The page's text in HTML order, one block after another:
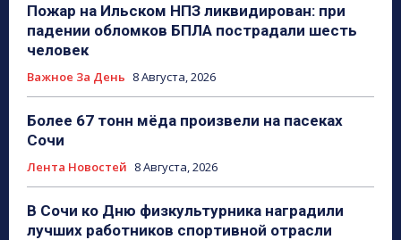
Пожар на Ильском НПЗ ликвидирован: при
падении обломков БПЛА пострадали шесть
человек
Важное За День 8 Августа, 2026
Более 67 тонн мёда произвели на пасеках
Сочи
Лента Новостей 8 Августа, 2026
В Сочи ко Дню физкультурника наградили
лучших работников спортивной отрасли